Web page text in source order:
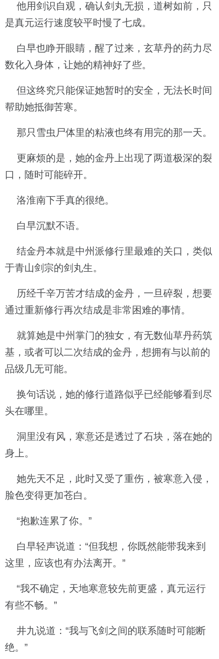
他用剑识自观，确认剑丸无损，道树如前，只
是真元运行速度较平时慢了七成。
白早也睁开眼睛，醒了过来，玄草丹的药力尽
数化入身体，让她的精神好了些。
但这终究只能保证她暂时的安全，无法长时间
帮助她抵御苦寒。
那只雪虫尸体里的粘液也终有用完的那一天。
更麻烦的是，她的金丹上出现了两道极深的裂
口，随时可能碎开。
洛淮南下手真的很绝。
白早沉默不语。
结金丹本就是中州派修行里最难的关口，类似
于青山剑宗的剑丸生。
历经千辛万苦才结成的金丹，一旦碎裂，想要
通过重新修行再次结成是非常困难的事情。
就算她是中州掌门的独女，有无数仙草丹药筑
基，或者可以二次结成的金丹，想拥有与以前的
品级几无可能。
换句话说，她的修行道路似乎已经能够看到尽
头在哪里。
洞里没有风，寒意还是透过了石块，落在她的
身上。
她先天不足，此时又受了重伤，被寒意入侵，
脸色变得更加苍白。
“抱歉连累了你。”
白早轻声说道：“但我想，你既然能带我来到
这里，应该也有办法离开。”
“我不确定，天地寒意较先前更盛，真元运行
有些不畅。”
井九说道：“我与飞剑之间的联系随时可能断
绝。”